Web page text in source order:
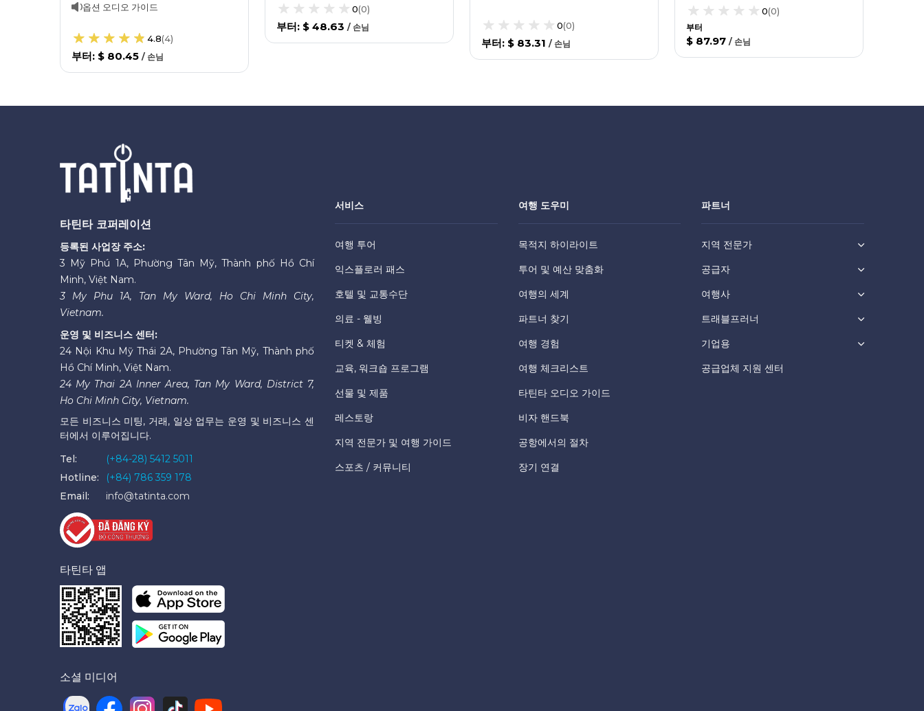
옵션 오디오 가이드
4.8(4)
부터: $ 80.45 / 손님
0(0)
부터: $ 48.63 / 손님 0(0)
부터: $ 83.31 / 손님
0(0)
부터
$ 87.97 / 손님
타틴타 코퍼레이션
등록된 사업장 주소:
3 Mỹ Phú 1A, Phường Tân Mỹ, Thành phố Hồ Chí
Minh, Việt Nam.
3 My Phu 1A, Tan My Ward, Ho Chi Minh City,
Vietnam.
운영 및 비즈니스 센터:
24 Nội Khu Mỹ Thái 2A, Phường Tân Mỹ, Thành phố
Hồ Chí Minh, Việt Nam.
24 My Thai 2A Inner Area, Tan My Ward, District 7,
Ho Chi Minh City, Vietnam.
모든 비즈니스 미팅, 거래, 일상 업무는 운영 및 비즈니스 센
터에서 이루어집니다.
Tel:
(+84-28) 5412 5011
Hotline:
(+84) 786 359 178
Email:
info@tatinta.com
타틴타 앱
소셜 미디어
서비스
여행 투어
익스플로러 패스
호텔 및 교통수단
의료 - 웰빙
티켓 & 체험
교육, 워크숍 프로그램
선물 및 제품
레스토랑
지역 전문가 및 여행 가이드
스포츠 / 커뮤니티
여행 도우미
목적지 하이라이트
투어 및 예산 맞춤화
여행의 세계
파트너 찾기
여행 경험
여행 체크리스트
타틴타 오디오 가이드
비자 핸드북
공항에서의 절차
장기 연결
파트너
지역 전문가
공급자
여행사
트래블프러너
기업용
공급업체 지원 센터